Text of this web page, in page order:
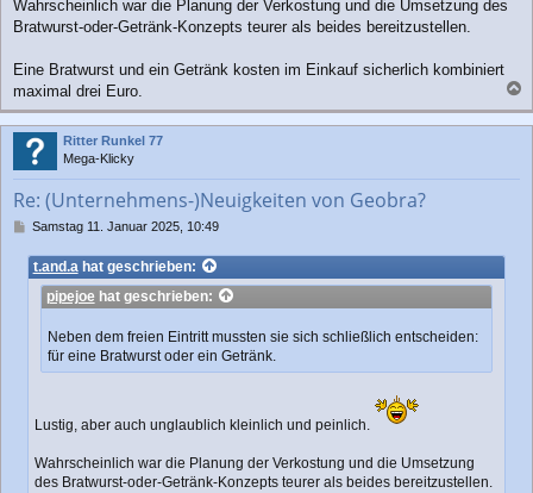
Wahrscheinlich war die Planung der Verkostung und die Umsetzung des
Bratwurst-oder-Getränk-Konzepts teurer als beides bereitzustellen.
Eine Bratwurst und ein Getränk kosten im Einkauf sicherlich kombiniert
maximal drei Euro.
a
c
Ritter Runkel 77
Mega-Klicky
Re: (Unternehmens-)Neuigkeiten von Geobra?
B
i
t
Samstag 11. Januar 2025, 10:49
t.and.ahat geschrieben:
pipejoehat geschrieben:
Neben dem freien Eintritt mussten sie sich schließlich entscheiden:
für eine Bratwurst oder ein Getränk.
Lustig, aber auch unglaublich kleinlich und peinlich.
Wahrscheinlich war die Planung der Verkostung und die Umsetzung
des Bratwurst-oder-Getränk-Konzepts teurer als beides bereitzustellen.